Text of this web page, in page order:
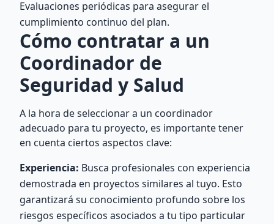
Evaluaciones periódicas para asegurar el
cumplimiento continuo del plan.
Cómo contratar a un
Coordinador de
Seguridad y Salud
A la hora de seleccionar a un coordinador
adecuado para tu proyecto, es importante tener
en cuenta ciertos aspectos clave:
Experiencia: Busca profesionales con experiencia
demostrada en proyectos similares al tuyo. Esto
garantizará su conocimiento profundo sobre los
riesgos específicos asociados a tu tipo particular